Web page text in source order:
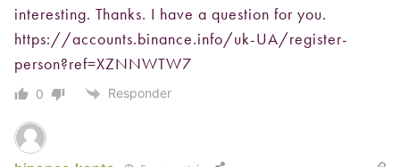
interesting. Thanks. I have a question for you.
https://accounts.binance.info/uk-UA/register-
person?ref=XZNNWTW7
0 Responder